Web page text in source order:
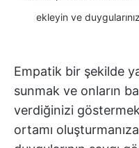
ekleyin ve
Empatik bir şekilde
sunmak ve onların
verdiğinizi
ortamı oluşturmanıza